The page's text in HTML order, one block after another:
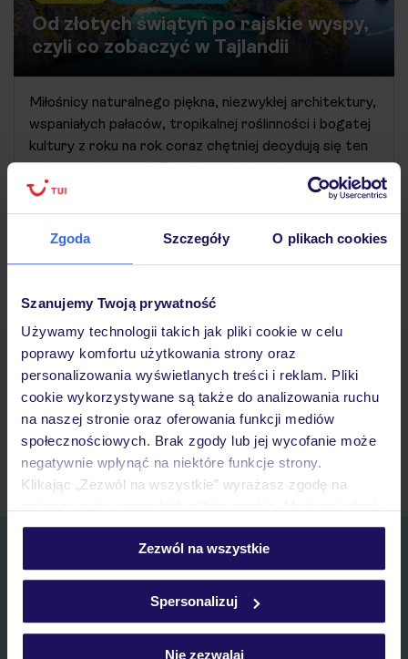
Zgoda Szczegóły O plikach cookies
Szanujemy Twoją prywatność
Używamy technologii takich jak pliki cookie w celu
poprawy komfortu użytkowania strony oraz
personalizowania wyświetlanych treści i reklam. Pliki
cookie wykorzystywane są także do analizowania ruchu
na naszej stronie oraz oferowania funkcji mediów
społecznościowych. Brak zgody lub jej wycofanie może
negatywnie wpłynąć na niektóre funkcje strony.
Klikając „Zezwól na wszystkie” wyrażasz zgodę na
personalizować swój wybór wchodząc w zakładkę
Szczegółowe informacje o plikach cookie znajdziesz
polityce plików cookies oraz polityce prywatności
Zezwól na wszystkie
Spersonalizuj
Nie zezwalaj
Od złotych świątyń po rajskie wyspy,
czyli co zobaczyć w Tajlandii
Miłośnicy naturalnego piękna, niezwykłej architektury,
wspaniałych pałaców, tropikalnej roślinności i bogatej
kultury z roku na rok coraz chętniej decydują się ten
wakacyjny kierunek. To…Czytaj więcej ››
16/09/2025
Pobierz bezpłatną aplikację TUI
Szybkie wyszukiwanie i przeglądanie ofert
Lista ulubionych ofert i możliwość ich udostępniania
Historia wyszukiwań i ostatnio oglądanych ofert
Kontakt z TUI i wszystkie informacje o Twojej rezerwacji w myTUI
Zapisz się do newslettera
IMIĘ*